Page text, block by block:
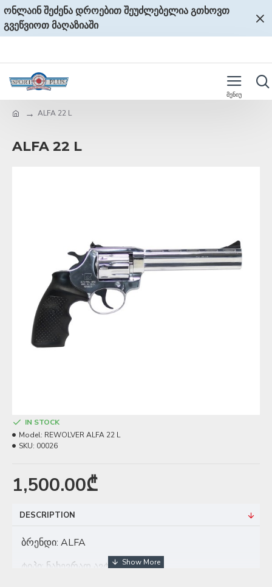
ონლაინ შეძენა დროებით შეუძლებელია გთხოვთ
გვეწვიოთ მაღაზიაში
ALFA 22 L
ALFA 22 L
1,500.00₾
IN STOCK
Model: REWOLVER ALFA 22 L
SKU: 00026
DESCRIPTION
ბრენდი: ALFA
ტიპი: ნახევრად ავტომატური